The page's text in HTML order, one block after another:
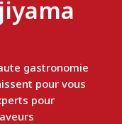
gastronomie
pour vous
pour